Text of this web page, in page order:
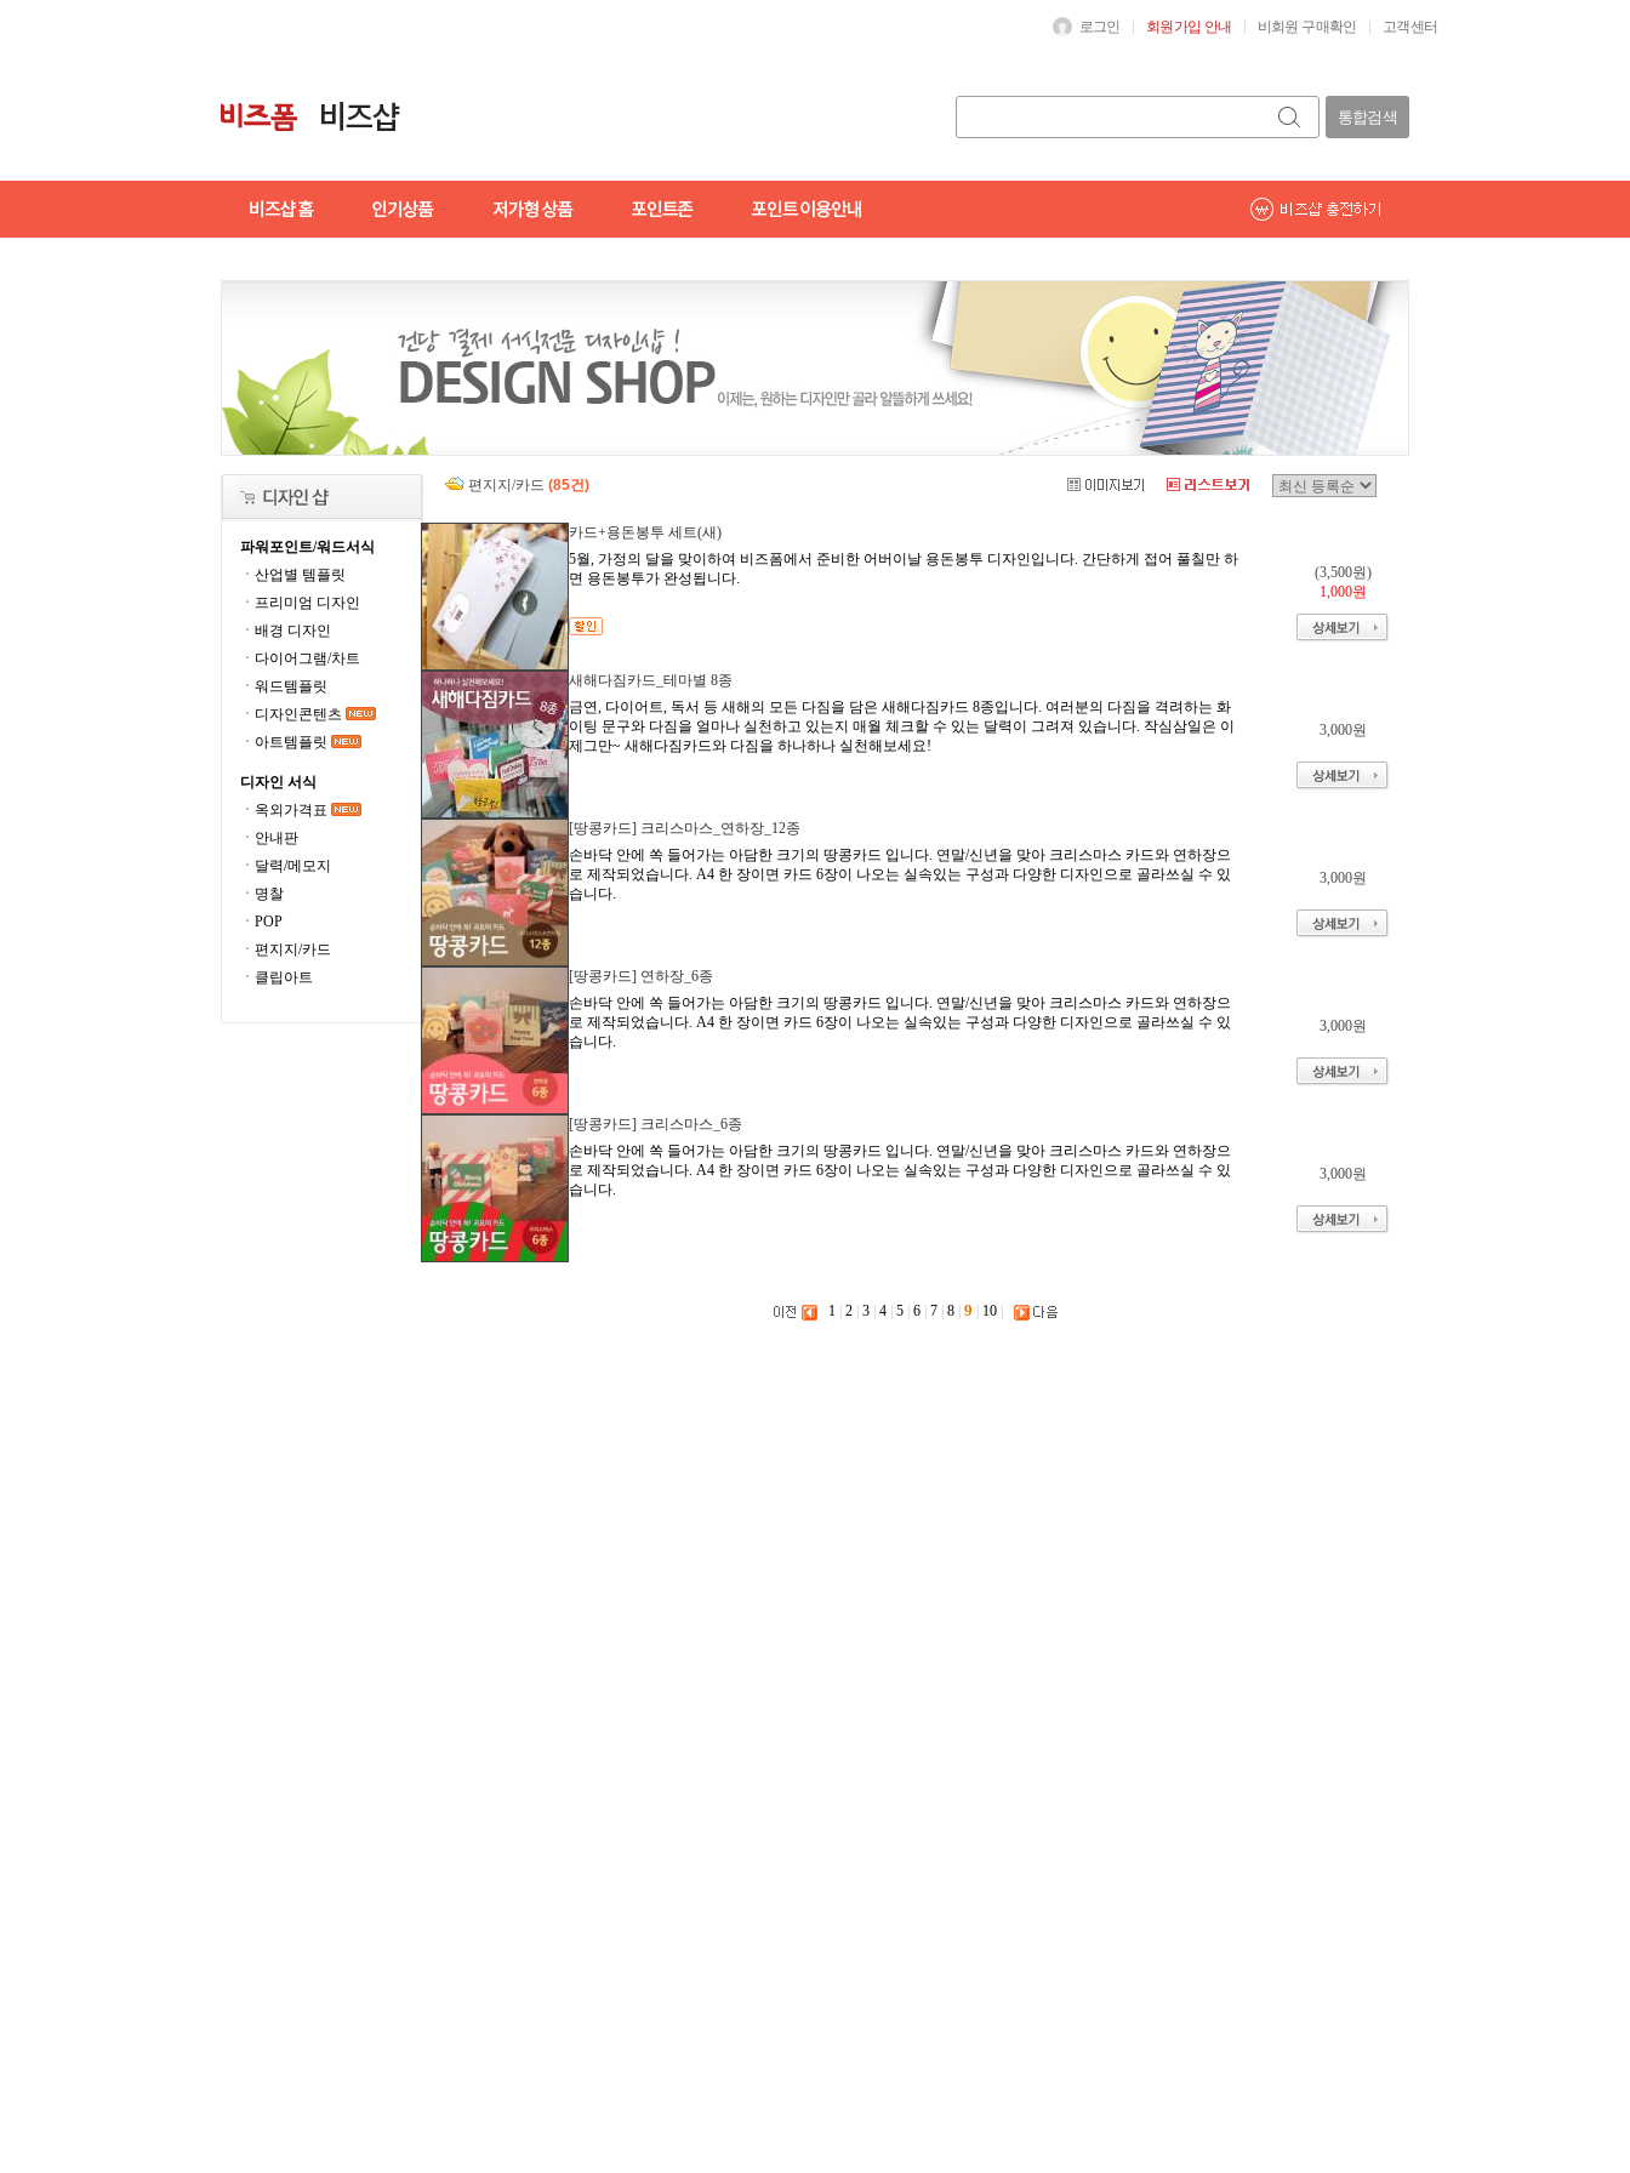
로그인 회원가입 안내 비회원 구매확인 고객센터
통합검색
파워포인트/워드서식
ㆍ산업별 템플릿
ㆍ프리미엄 디자인
ㆍ배경 디자인
ㆍ다이어그램/차트
ㆍ워드템플릿
ㆍ디자인콘텐츠
ㆍ아트템플릿
디자인 서식
ㆍ옥외가격표
ㆍ안내판
ㆍ달력/메모지
ㆍ명찰
ㆍPOP
ㆍ편지지/카드
ㆍ클립아트
편지지/카드 (85건)
카드+용돈봉투 세트(새)
5월, 가정의 달을 맞이하여 비즈폼에서 준비한 어버이날 용돈봉투 디자인입니다. 간단하게 접어 풀칠만 하
면 용돈봉투가 완성됩니다.
(3,500원)
1,000원
새해다짐카드_테마별 8종
금연, 다이어트, 독서 등 새해의 모든 다짐을 담은 새해다짐카드 8종입니다. 여러분의 다짐을 격려하는 화
이팅 문구와 다짐을 얼마나 실천하고 있는지 매월 체크할 수 있는 달력이 그려져 있습니다. 작심삼일은 이
제그만~ 새해다짐카드와 다짐을 하나하나 실천해보세요!
3,000원
[땅콩카드] 크리스마스_연하장_12종
손바닥 안에 쏙 들어가는 아담한 크기의 땅콩카드 입니다. 연말/신년을 맞아 크리스마스 카드와 연하장으
로 제작되었습니다. A4 한 장이면 카드 6장이 나오는 실속있는 구성과 다양한 디자인으로 골라쓰실 수 있
습니다.
3,000원
[땅콩카드] 연하장_6종
손바닥 안에 쏙 들어가는 아담한 크기의 땅콩카드 입니다. 연말/신년을 맞아 크리스마스 카드와 연하장으
로 제작되었습니다. A4 한 장이면 카드 6장이 나오는 실속있는 구성과 다양한 디자인으로 골라쓰실 수 있
습니다.
3,000원
[땅콩카드] 크리스마스_6종
손바닥 안에 쏙 들어가는 아담한 크기의 땅콩카드 입니다. 연말/신년을 맞아 크리스마스 카드와 연하장으
로 제작되었습니다. A4 한 장이면 카드 6장이 나오는 실속있는 구성과 다양한 디자인으로 골라쓰실 수 있
습니다.
3,000원
1 2 3 4 5 6 7 8 9 10